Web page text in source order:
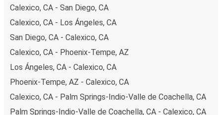
Calexico, CA - San Diego, CA
Calexico, CA - Los Ángeles, CA
San Diego, CA - Calexico, CA
Calexico, CA - Phoenix-Tempe, AZ
Los Ángeles, CA - Calexico, CA
Phoenix-Tempe, AZ - Calexico, CA
Calexico, CA - Palm Springs-Indio-Valle de Coachella, CA
Palm Springs-Indio-Valle de Coachella, CA - Calexico, CA